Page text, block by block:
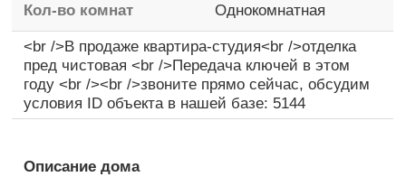
Кол-во комнат
Однокомнатная
<br />В продаже квартира-студия<br />отделка
пред чистовая <br />Передача ключей в этом
году <br /><br />звоните прямо сейчас, обсудим
условия ID объекта в нашей базе: 5144
Описание дома